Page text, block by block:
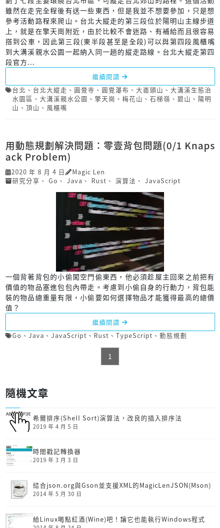
雖然在走完全程後有送一些東西，但是我並不想要參加，只是想
參考活動路程來爬山。台北大縱走的第三段位於陽明山主線步道
上，就是在擎天崗附近，由於比較不會迷路、有補給而且很容易
搭到公車，因此第三段(東半段甚至是全段)可以與第四段風櫃嘴
到大溝溪親水公園一起納入同一趟的縱走路線。台北大縱走第四
段官方...
繼續閱讀
台北 、 台北大縱走 、 圓覺寺 、 圓覺瀑布 、 大崙頭山 、 大溝溪生態治
水園區 、 大溝溪親水公園 、 擎天崗 、 梅花山 、 石梯嶺 、 碧山 、 陽明
山 、 頂山 、 風櫃嘴
用動態規劃解決問題：零壹背包問題(0/1 Knaps
ack Problem)
2020 年 8 月 4 日
Magic Len
研究分享 、 Go 、 Java 、 Rust 、 演算法 、 JavaScript
一個背著背包的小偷闖空門偷東西，他必須趁屋主回來之前把有
價值的物品塞進包包內帶走。考慮到小偷自身的行動力，背包能
裝的物品總重量有限，小偷要如何選擇物品才能獲得最高的總價
值？
繼續閱讀
Go 、 Java 、 JavaScript 、 Rust 、 TypeScript 、 動態規劃
1
隨機文章
希爾排序(Shell Sort)演算法，改良的插入排序法
2019 年 4 月 5 日
時間戳記轉換器
2019 年 3 月 3 日
結合json.org與Gson並支援XML的MagicLenJSON(Mson)
2014 年 5 月 30 日
給Linux喝點紅酒(Wine)吧！讓它也能執行Windows程式